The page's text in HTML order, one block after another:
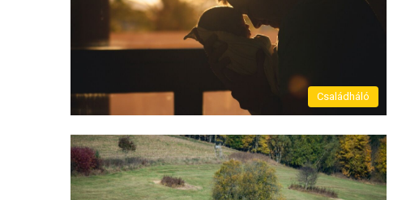
Családháló